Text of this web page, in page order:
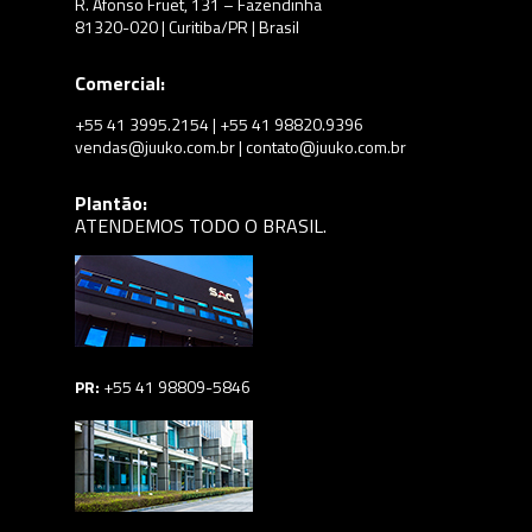
81320-020 | Curitiba/PR | Brasil
Comercial:
+55 41 3995.2154 | +55 41 98820.9396
vendas@juuko.com.br | contato@juuko.com.br
Plantão:
ATENDEMOS TODO O BRASIL.
PR: +55 41 98809-5846